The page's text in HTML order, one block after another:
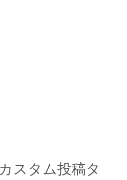
スタム投稿タ